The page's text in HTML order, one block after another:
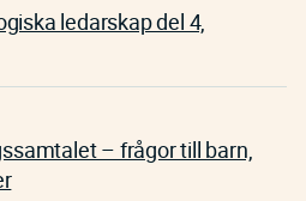
ledarskap del 4,
– frågor till barn,